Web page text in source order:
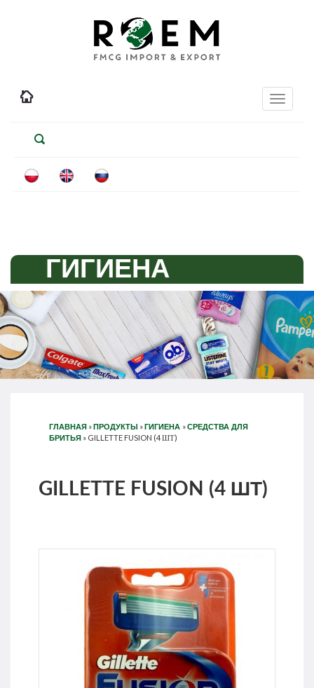
Toggle
ГИГИЕНА
ГЛАВНАЯ »ПРОДУКТЫ »ГИГИЕНА »СРЕДСТВА ДЛЯ
БРИТЬЯ » GILLETTE FUSION (4 ШТ)
GILLETTE FUSION (4 ШТ)